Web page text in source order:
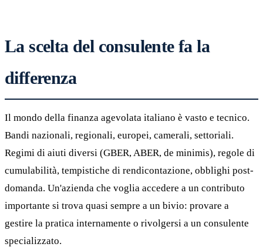
La scelta del consulente fa la
differenza
Il mondo della finanza agevolata italiano è vasto e tecnico.
Bandi nazionali, regionali, europei, camerali, settoriali.
Regimi di aiuti diversi (GBER, ABER, de minimis), regole di
cumulabilità, tempistiche di rendicontazione, obblighi post-
domanda. Un'azienda che voglia accedere a un contributo
importante si trova quasi sempre a un bivio: provare a
gestire la pratica internamente o rivolgersi a un consulente
specializzato.